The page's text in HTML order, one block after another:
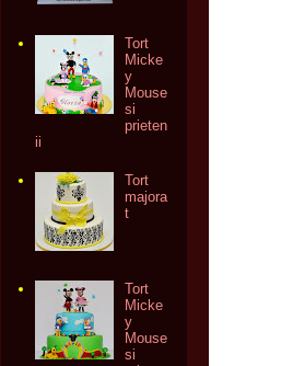
Tort
Micke
y
Mouse
si
prieten
ii
Tort
majora
t
Tort
Micke
y
Mouse
si